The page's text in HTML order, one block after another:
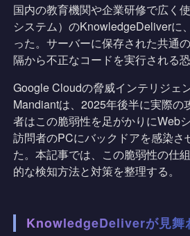
国内の教育機関や企業研修で広く
システム）のKnowledgeDeliverに
った。サーバーに保存された共通
隔から不正なコードを実行される恐
Google Cloudの脅威インテリジェ
Mandiantは、2025年後半に実際の
者はこの脆弱性を足がかりにWeb
訪問者のPCにバックドアを感染さ
た。本記事では、この脆弱性の仕
的な検知方法と対策を整理する。
KnowledgeDeliverが見舞